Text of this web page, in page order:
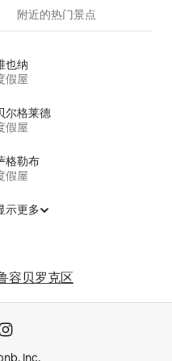
附近的热门景点
也纳
假屋
尔格莱德
假屋
格勒布
假屋
示更多
容贝罗克区
Inc.